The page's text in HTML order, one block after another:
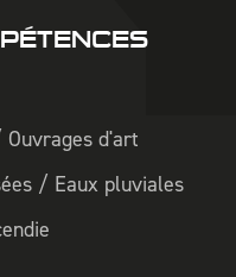
d'art
/ Eaux pluviales